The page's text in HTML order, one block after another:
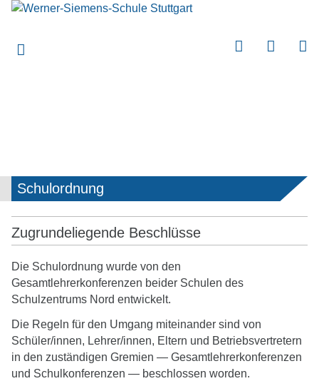
Schulordnung
Zugrundeliegende Beschlüsse
Die Schulordnung wurde von den
Gesamtlehrerkonferenzen beider Schulen des
Schulzentrums Nord entwickelt.
Die Regeln für den Umgang miteinander sind von
Schüler/innen, Lehrer/innen, Eltern und Betriebsvertretern
in den zuständigen Gremien — Gesamtlehrerkonferenzen
und Schulkonferenzen — beschlossen worden.